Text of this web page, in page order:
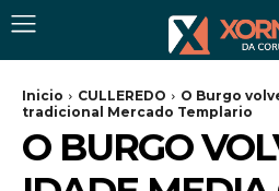
Inicio CULLEREDO
O Burgo
tradicional Mercado Templario
O BURGO